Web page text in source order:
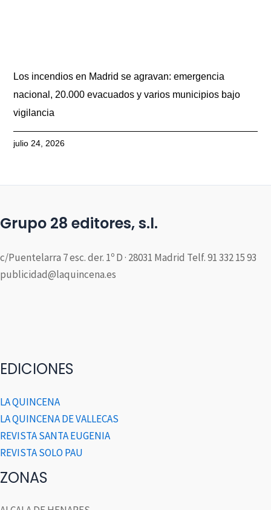
Los incendios en Madrid se agravan: emergencia
nacional, 20.000 evacuados y varios municipios bajo
vigilancia
julio 24, 2026
Grupo 28 editores, s.l.
c/Puentelarra 7 esc. der. 1º D · 28031 Madrid Telf. 91 332 15 93
publicidad@laquincena.es
EDICIONES
LA QUINCENA
LA QUINCENA DE VALLECAS
REVISTA SANTA EUGENIA
REVISTA SOLO PAU
ZONAS